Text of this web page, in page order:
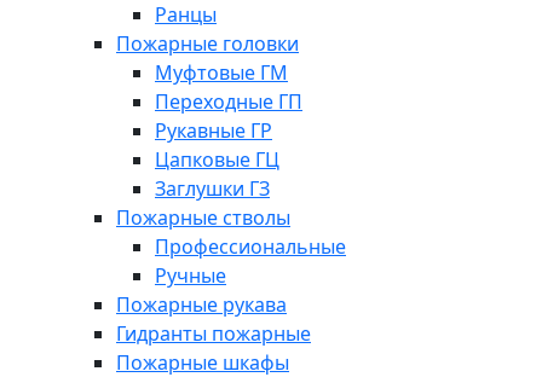
Ранцы
Пожарные головки
Муфтовые ГМ
Переходные ГП
Рукавные ГР
Цапковые ГЦ
Заглушки ГЗ
Пожарные стволы
Профессиональные
Ручные
Пожарные рукава
Гидранты пожарные
Пожарные шкафы